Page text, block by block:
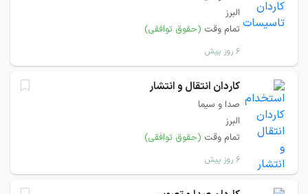
البرز
تمام وقت (حقوق توافقی)
۶ روز پیش
کاردان انتقال و انتشار
صدا و سیما
البرز
تمام وقت (حقوق توافقی)
۶ روز پیش